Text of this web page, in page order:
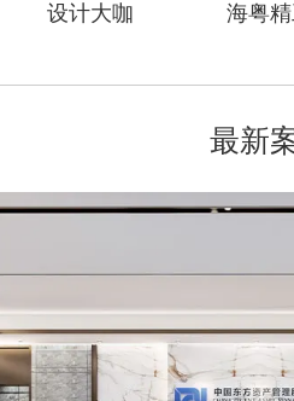
设计大咖 海粤
最新